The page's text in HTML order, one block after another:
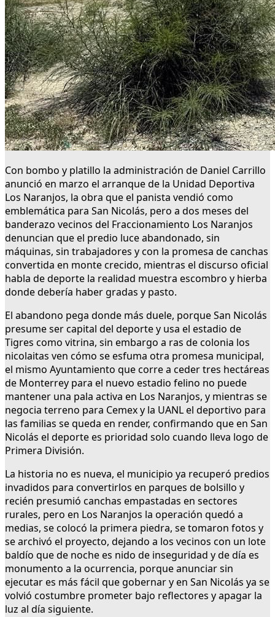
Con bombo y platillo la administración de Daniel Carrillo
anunció en marzo el arranque de la Unidad Deportiva
Los Naranjos, la obra que el panista vendió como
emblemática para San Nicolás, pero a dos meses del
banderazo vecinos del Fraccionamiento Los Naranjos
denuncian que el predio luce abandonado, sin
máquinas, sin trabajadores y con la promesa de canchas
convertida en monte crecido, mientras el discurso oficial
habla de deporte la realidad muestra escombro y hierba
donde debería haber gradas y pasto.
El abandono pega donde más duele, porque San Nicolás
presume ser capital del deporte y usa el estadio de
Tigres como vitrina, sin embargo a ras de colonia los
nicolaitas ven cómo se esfuma otra promesa municipal,
el mismo Ayuntamiento que corre a ceder tres hectáreas
de Monterrey para el nuevo estadio felino no puede
mantener una pala activa en Los Naranjos, y mientras se
negocia terreno para Cemex y la UANL el deportivo para
las familias se queda en render, confirmando que en San
Nicolás el deporte es prioridad solo cuando lleva logo de
Primera División.
La historia no es nueva, el municipio ya recuperó predios
invadidos para convertirlos en parques de bolsillo y
recién presumió canchas empastadas en sectores
rurales, pero en Los Naranjos la operación quedó a
medias, se colocó la primera piedra, se tomaron fotos y
se archivó el proyecto, dejando a los vecinos con un lote
baldío que de noche es nido de inseguridad y de día es
monumento a la ocurrencia, porque anunciar sin
ejecutar es más fácil que gobernar y en San Nicolás ya se
volvió costumbre prometer bajo reflectores y apagar la
luz al día siguiente.